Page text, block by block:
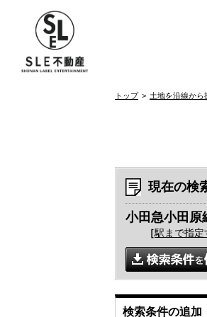
トップ 土地を沿線から
現在の検
小田急小田原
［駅まで指定
検索条件の追加